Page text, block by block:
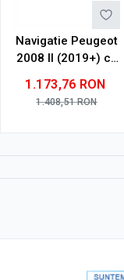
Navigatie Peugeot
2008 II (2019+) cu
64GB ROM, Ecran
QLED 9"
1.173,76 RON
1.408,51RON